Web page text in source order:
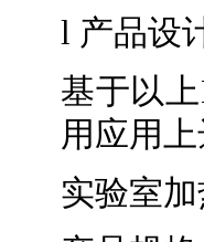
l 产品设
基于以
用应用
实验室